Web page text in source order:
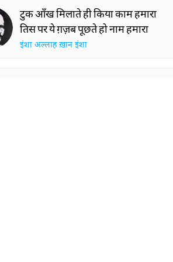
टुक आँख मिलाते ही किया काम हमारा
तिस पर ये ग़ज़ब पूछते हो नाम हमारा
इंशा अल्लाह ख़ान इंशा